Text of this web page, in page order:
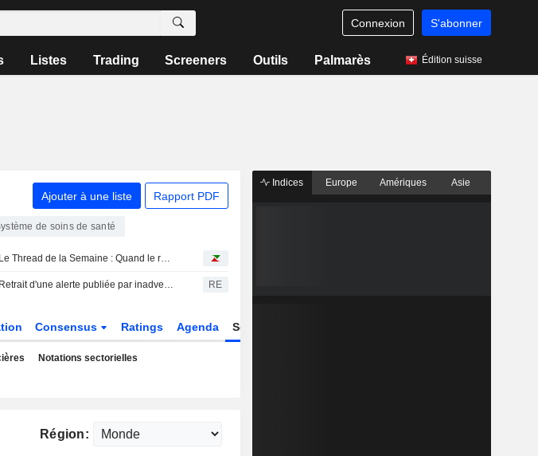
Connexion S'abonner
Listes Trading Screeners Outils Palmarès Édition suisse
Ajouter à une liste Rapport PDF
de soins de santé
Le Thread de la Semaine : Quand le raffinage vaut plus que le brut
Retrait d'une alerte publiée par inadvertance concernant une enquête sur un cabinet d'avocats RE
Consensus Ratings Agenda Secteur
Notations sectorielles
Région:
Indices Europe Amériques Asie